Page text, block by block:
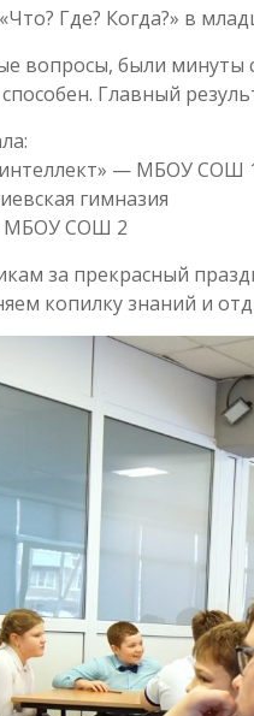
Где? Когда?» в
вопросы, были
Главный
интеллект» — МБОУ СОШ
гимназия
МБОУ СОШ 2
за прекрасный
копилку знаний и